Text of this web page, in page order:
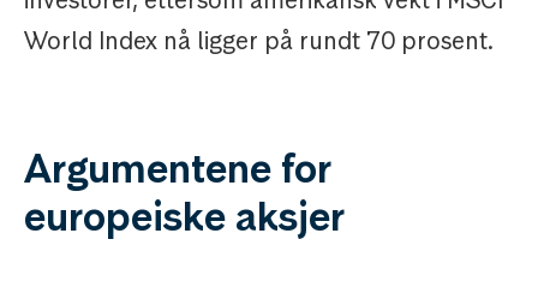
World Index nå ligger på rundt 70 prosent.
Argumentene for
europeiske aksjer